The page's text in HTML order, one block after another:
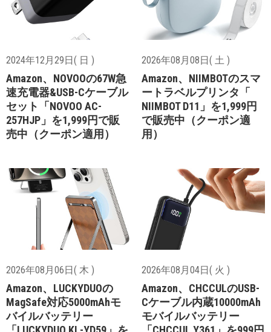
2024年12月29日( 日 )
Amazon、NOVOOの67W急
速充電器&USB-Cケーブル
セット「NOVOO AC-
257HJP」を1,999円で販
売中（クーポン適用）
2026年08月08日( 土 )
Amazon、NIIMBOTのスマ
ートラベルプリンタ「
NIIMBOT D11」を1,999円
で販売中（クーポン適
用）
2026年08月06日( 木 )
Amazon、LUCKYDUOの
MagSafe対応5000mAhモ
バイルバッテリー
2026年08月04日( 火 )
Amazon、CHCCULのUSB-
Cケーブル内蔵10000mAh
モバイルバッテリー